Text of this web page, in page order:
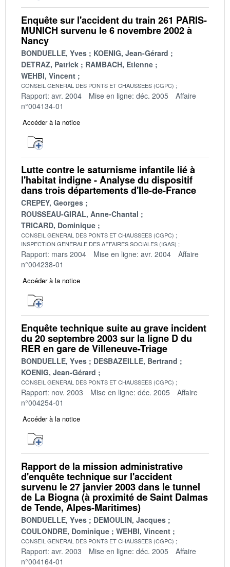
Enquête sur l'accident du train 261 PARIS-
MUNICH survenu le 6 novembre 2002 à
Nancy
BONDUELLE, Yves
KOENIG, Jean-Gérard
DETRAZ, Patrick
RAMBACH, Etienne
WEHBI, Vincent
CONSEIL GENERAL DES PONTS ET CHAUSSEES (CGPC)
Rapport: avr. 2004 Mise en ligne: déc. 2005
Affaire
n°004134-01
Accéder à la notice
Lutte contre le saturnisme infantile lié à
l'habitat indigne - Analyse du dispositif
dans trois départements d'Ile-de-France
CREPEY, Georges
ROUSSEAU-GIRAL, Anne-Chantal
TRICARD, Dominique
CONSEIL GENERAL DES PONTS ET CHAUSSEES (CGPC)
INSPECTION GENERALE DES AFFAIRES SOCIALES (IGAS)
Rapport: mars 2004 Mise en ligne: avr. 2004
Affaire
n°004238-01
Accéder à la notice
Enquête technique suite au grave incident
du 20 septembre 2003 sur la ligne D du
RER en gare de Villeneuve-Triage
BONDUELLE, Yves
DESBAZEILLE, Bertrand
KOENIG, Jean-Gérard
CONSEIL GENERAL DES PONTS ET CHAUSSEES (CGPC)
Rapport: nov. 2003 Mise en ligne: déc. 2005
Affaire
n°004254-01
Accéder à la notice
Rapport de la mission administrative
d'enquête technique sur l'accident
survenu le 27 janvier 2003 dans le tunnel
de La Biogna (à proximité de Saint Dalmas
de Tende, Alpes-Maritimes)
BONDUELLE, Yves
DEMOULIN, Jacques
COULONDRE, Dominique
WEHBI, Vincent
CONSEIL GENERAL DES PONTS ET CHAUSSEES (CGPC)
Rapport: avr. 2003 Mise en ligne: déc. 2005
Affaire
n°004164-01